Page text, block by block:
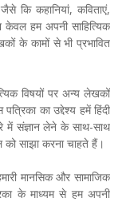
कि कहानियां, कविताएं,
केवल हम अपनी साहित्यिक
के कामों से भी प्रभावित
विषयों पर अन्य लेखकों
का उद्देश्य हमें हिंदी
में संज्ञान लेने के साथ-साथ
साझा करना चाहते हैं।
मानसिक और सामाजिक
के माध्यम से हम अपनी